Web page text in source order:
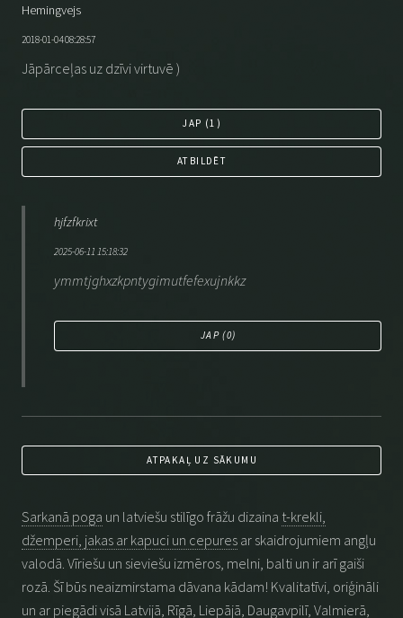
Hemingvejs
2018-01-04 08:28:57
Jāpārceļas uz dzīvi virtuvē )
JAP (1 )
ATBILDĒT
hjfzfkrixt
2025-06-11 15:18:32
ymmtjghxzkpntygimutfefexujnkkz
JAP (0)
ATPAKAĻ UZ SĀKUMU
Sarkanā poga un latviešu stilīgo frāžu dizaina t-krekli,
džemperi, jakas ar kapuci un cepures ar skaidrojumiem angļu
valodā. Vīriešu un sieviešu izmēros, melni, balti un ir arī gaiši
rozā. Šī būs neaizmirstama dāvana kādam! Kvalitatīvi, oriģināli
un ar piegādi visā Latvijā, Rīgā, Liepājā, Daugavpilī, Valmierā,